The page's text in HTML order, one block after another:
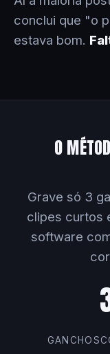
conclui que "o
estava bom.
O
Grave só 3
clipes curtos
software
GANCHOS